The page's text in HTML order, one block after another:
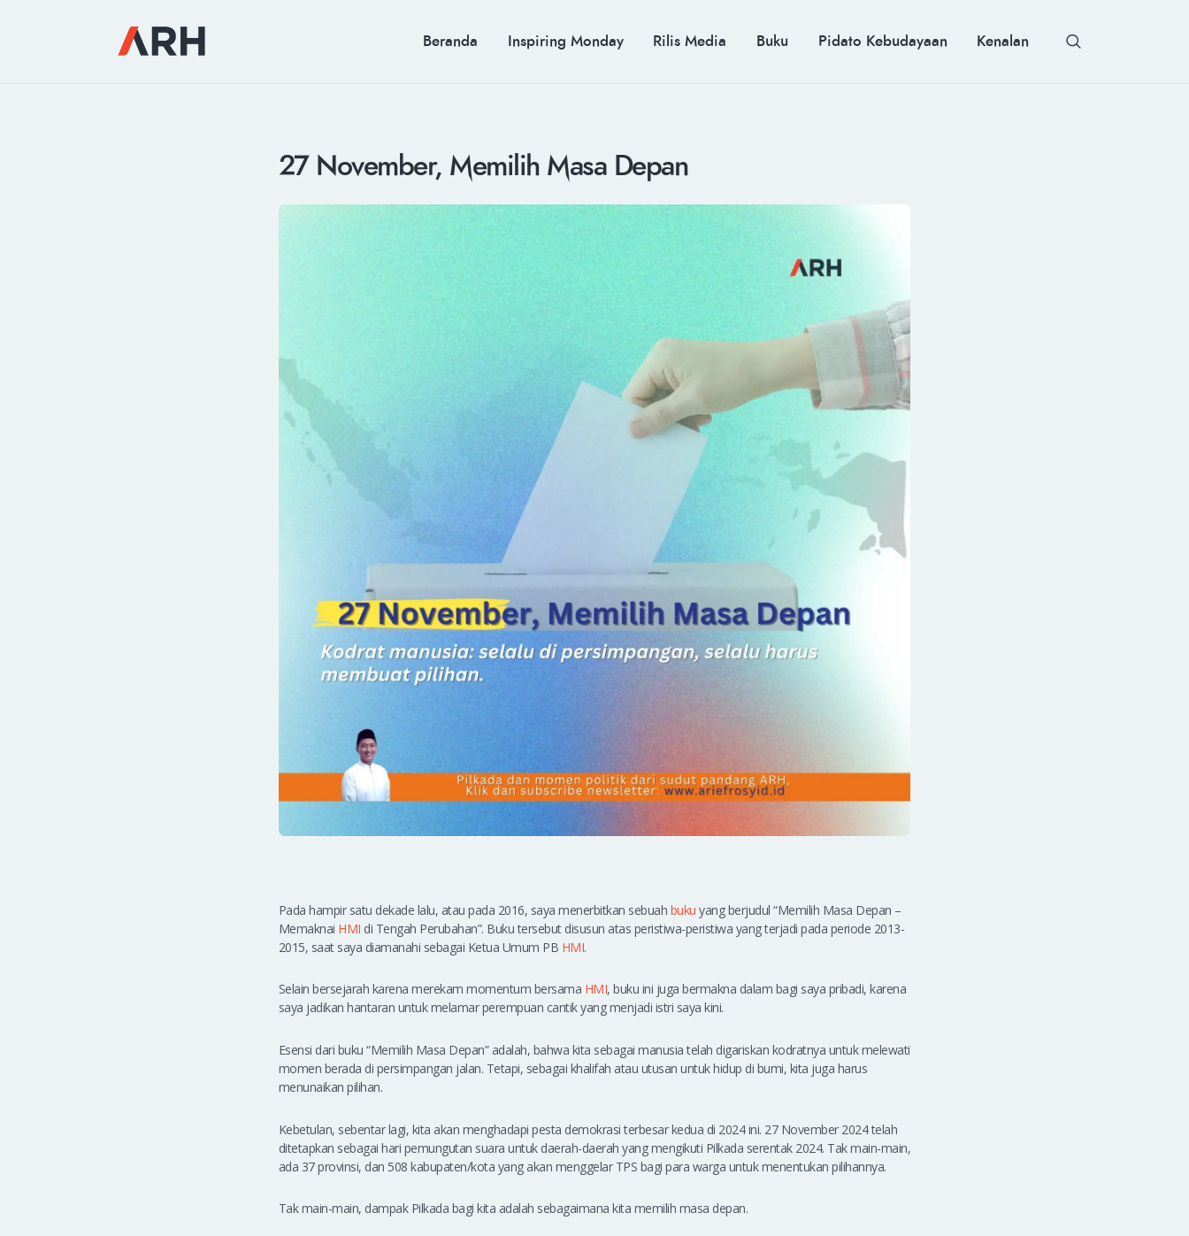
Beranda Inspiring Monday Rilis Media Buku Pidato Kebudayaan Kenalan
MUH. ARIEF ROSYID
RILIS MEDIA
27 November, Memilih Masa Depan
Pada hampir satu dekade lalu, atau pada 2016, saya menerbitkan sebuah buku yang berjudul “Memilih Masa Depan –
Memaknai HMI di Tengah Perubahan”. Buku tersebut disusun atas peristiwa-peristiwa yang terjadi pada periode 2013-
2015, saat saya diamanahi sebagai Ketua Umum PB HMI.
Selain bersejarah karena merekam momentum bersama HMI, buku ini juga bermakna dalam bagi saya pribadi, karena
saya jadikan hantaran untuk melamar perempuan cantik yang menjadi istri saya kini.
Esensi dari buku “Memilih Masa Depan” adalah, bahwa kita sebagai manusia telah digariskan kodratnya untuk melewati
momen berada di persimpangan jalan. Tetapi, sebagai khalifah atau utusan untuk hidup di bumi, kita juga harus
menunaikan pilihan.
Kebetulan, sebentar lagi, kita akan menghadapi pesta demokrasi terbesar kedua di 2024 ini. 27 November 2024 telah
ditetapkan sebagai hari pemungutan suara untuk daerah-daerah yang mengikuti Pilkada serentak 2024. Tak main-main,
ada 37 provinsi, dan 508 kabupaten/kota yang akan menggelar TPS bagi para warga untuk menentukan pilihannya.
Tak main-main, dampak Pilkada bagi kita adalah sebagaimana kita memilih masa depan.